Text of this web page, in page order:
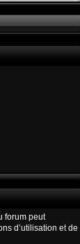
forum peut
d’utilisation et de